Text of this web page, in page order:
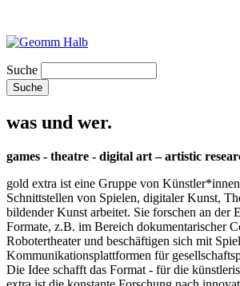
Suche
was und wer.
games - theatre - digital art – artistic
gold extra ist eine Gruppe von
Schnittstellen von Spielen, digitaler Kunst,
bildender Kunst arbeitet. Sie forschen an der
Formate, z.B. im Bereich dokumentarischer
Robotertheater und beschäftigen sich mit
Kommunikationsplattformen für
Die Idee schafft das Format - für die